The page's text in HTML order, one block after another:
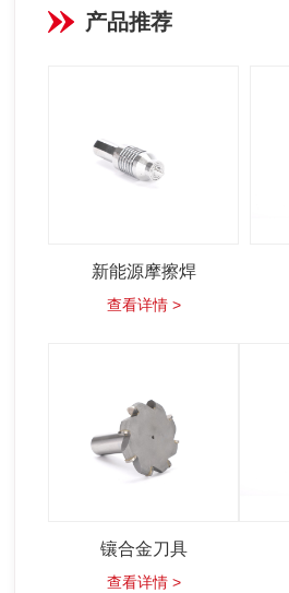
产品推荐
新能源摩擦焊
查看详情 >
镶合金刀具
查看详情 >